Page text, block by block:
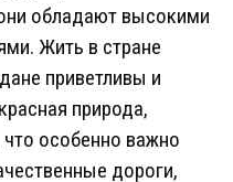
обладают высокими
Жить в стране
приветливы и
природа,
что особенно важно
дороги,